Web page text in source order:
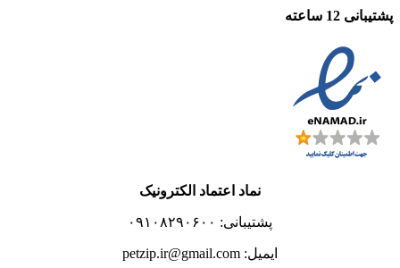
پشتیبانی 12 ساعته
نماد اعتماد الکترونیک
پشتیبانی: ۰۹۱۰۸۲۹۰۶۰۰
ایمیل: petzip.ir@gmail.com